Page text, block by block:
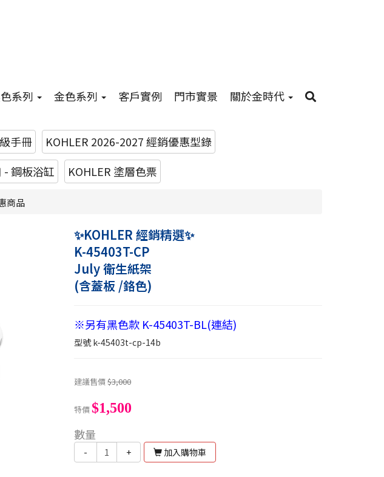
系列 金色系列 客戶實例 門市實景 關於金時代
手冊
KOHLER 2026-2027 經銷優惠型錄
- 鋼板浴缸 KOHLER 塗層色票
商品
✨KOHLER 經銷精選✨
K-45403T-CP
July 衛生紙架
(含蓋板 /鉻色)
※另有黑色款 K-45403T-BL(連結)
型號k-45403t-cp-14b
建議售價$3,000
特價$1,500
數量
- + 加入購物車